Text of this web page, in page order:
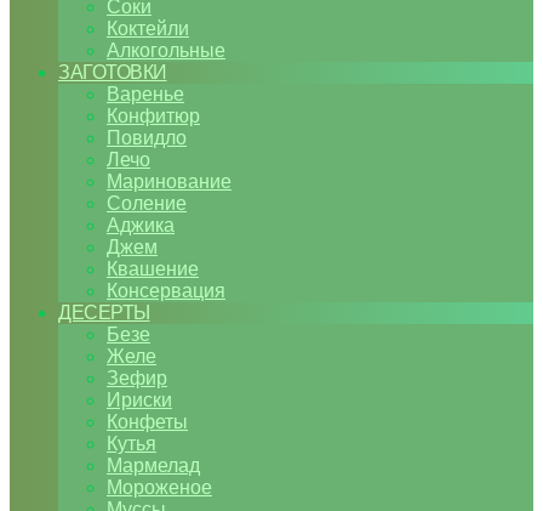
Соки
Коктейли
Алкогольные
ЗАГОТОВКИ
Варенье
Конфитюр
Повидло
Лечо
Маринование
Соление
Аджика
Джем
Квашение
Консервация
ДЕСЕРТЫ
Безе
Желе
Зефир
Ириски
Конфеты
Кутья
Мармелад
Мороженое